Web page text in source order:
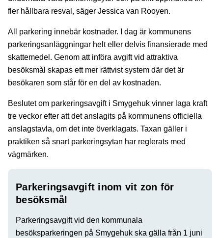
fler hållbara resval, säger Jessica van Rooyen.
All parkering innebär kostnader. I dag är kommunens
parkeringsanläggningar helt eller delvis finansierade med
skattemedel. Genom att införa avgift vid attraktiva
besöksmål skapas ett mer rättvist system där det är
besökaren som står för en del av kostnaden.
Beslutet om parkeringsavgift i Smygehuk vinner laga kraft
tre veckor efter att det anslagits på kommunens officiella
anslagstavla, om det inte överklagats. Taxan gäller i
praktiken så snart parkeringsytan har reglerats med
vägmärken.
Parkeringsavgift inom vit zon för
besöksmål
Parkeringsavgift vid den kommunala
besöksparkeringen på Smygehuk ska gälla från 1 juni